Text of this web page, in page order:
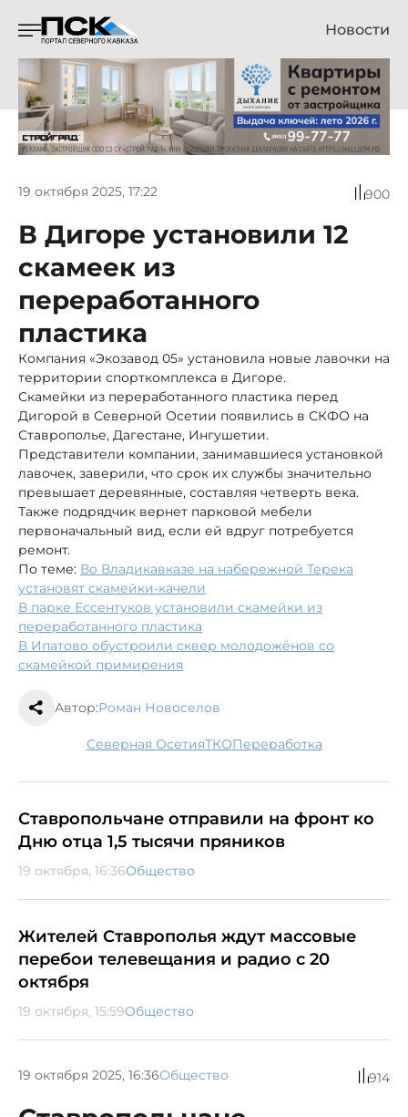
Новости
19 октября 2025, 17:22 900
В Дигоре установили 12
скамеек из
переработанного
пластика
Компания «Экозавод 05» установила новые лавочки на
территории спорткомплекса в Дигоре.
Скамейки из переработанного пластика перед
Дигорой в Северной Осетии появились в СКФО на
Ставрополье, Дагестане, Ингушетии.
Представители компании, занимавшиеся установкой
лавочек, заверили, что срок их службы значительно
превышает деревянные, составляя четверть века.
Также подрядчик вернет парковой мебели
первоначальный вид, если ей вдруг потребуется
ремонт.
По теме: Во Владикавказе на набережной Терека
установят скамейки-качели
В парке Ессентуков установили скамейки из
переработанного пластика
В Ипатово обустроили сквер молодожёнов со
скамейкой примирения
Автор:Роман Новоселов
Северная Осетия ТКО переработка
Ставропольчане отправили на фронт ко
Дню отца 1,5 тысячи пряников
19 октября, 16:36Общество
Жителей Ставрополья ждут массовые
перебои телевещания и радио с 20
октября
19 октября, 15:59Общество
19 октября 2025, 16:36Общество 914